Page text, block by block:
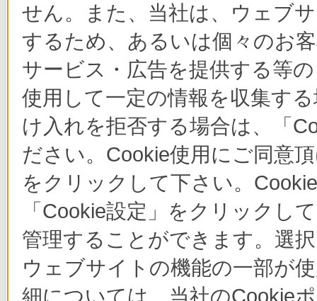
せん。また、当社は、ウェブ
するため、あるいは個々のお
サービス・広告を提供する等
使用して一定の情報を収集す
け入れを拒否する場合は、「
ださい。Cookie使用にご同意
をクリックして下さい。
「Cookie設定」をクリックし
管理することができます。選
ウェブサイトの機能の一部が
細については、当社のCookie